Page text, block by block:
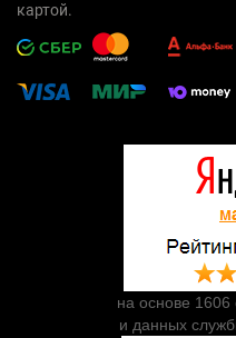
картой.
на основе 1606
и данных